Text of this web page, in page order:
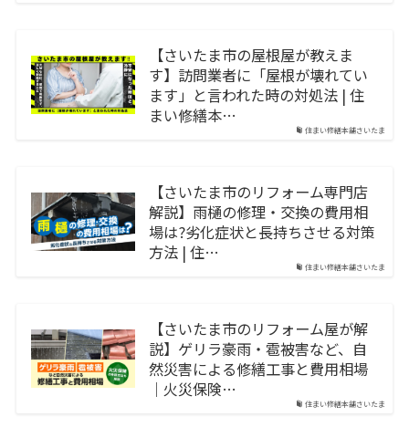
住まい修繕本舗さいたま
【さいたま市の屋根屋が教えま
す】訪問業者に「屋根が壊れてい
ます」と言われた時の対処法 | 住
まい修繕本…
住まい修繕本舗さいたま
【さいたま市のリフォーム専門店
解説】雨樋の修理・交換の費用相
場は?劣化症状と長持ちさせる対策
方法 | 住…
住まい修繕本舗さいたま
【さいたま市のリフォーム屋が解
説】ゲリラ豪雨・雹被害など、自
然災害による修繕工事と費用相場
｜火災保険…